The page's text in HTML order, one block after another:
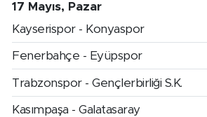
17 Mayıs, Pazar
Kayserispor - Konyaspor
Fenerbahçe - Eyüpspor
Trabzonspor - Gençlerbirliği S.K.
Kasımpaşa - Galatasaray